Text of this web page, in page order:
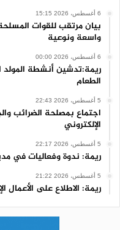
6 أغسطس، 2026 15:15
بيان مرتقب للقوات
واسعة ونوعية
6 أغسطس، 2026 00:00
ريمة:تدشين أنشطة المولد
الطعام
5 أغسطس، 2026 22:43
اجتماع بمصلحة الضرائب
الإلكتروني
5 أغسطس، 2026 22:17
ريمة: ندوة وفعاليات في
5 أغسطس، 2026 21:22
ريمة: الاطلاع على الأعمال